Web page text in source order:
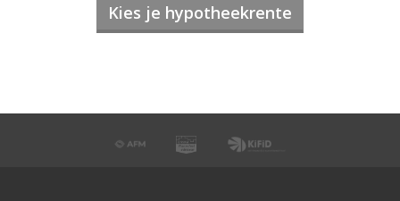
Kies je hypotheekrente